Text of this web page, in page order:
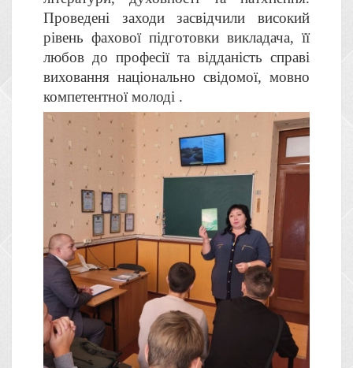
Проведені заходи засвідчили високий
рівень фахової підготовки викладача, її
любов до професії та відданість справі
виховання національно свідомої, мовно
компетентної молоді .